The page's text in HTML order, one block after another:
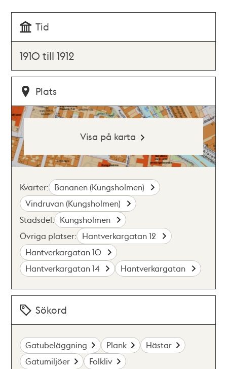
Tid
1910 till 1912
Plats
Visa på karta
Kvarter: Bananen (Kungsholmen)
Vindruvan (Kungsholmen)
Stadsdel: Kungsholmen
Övriga platser: Hantverkargatan 12
Hantverkargatan 10
Hantverkargatan 14
Hantverkargatan
Sökord
Gatubeläggning Plank
Hästar
Gatumiljöer
Folkliv